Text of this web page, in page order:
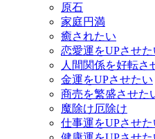
原石
家庭円満
癒されたい
恋愛運をUPさせた
人間関係を好転さ
金運をUPさせたい
商売を繁盛させた
魔除け厄除け
仕事運をUPさせた